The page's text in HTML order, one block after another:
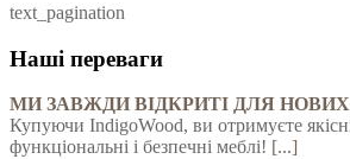
text_pagination
Наші переваги
МИ ЗАВЖДИ ВІДКРИТІ ДЛЯ
Купуючи IndigoWood, ви отримуєте
функціональні і безпечні меблі! [...]